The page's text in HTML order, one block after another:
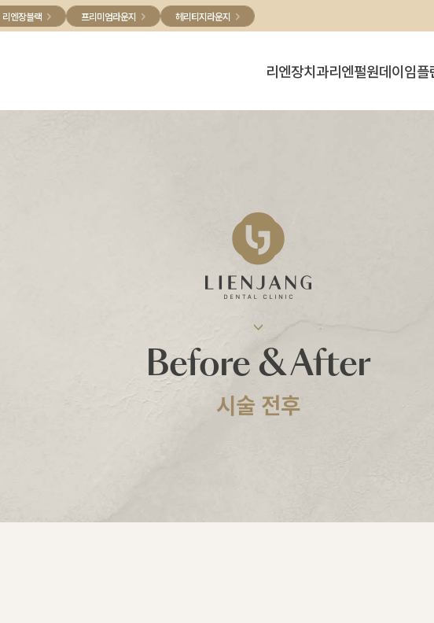
리엔장블랙 프리미엄라운지 헤리티지라운지
리엔장치과
CelebShot
둘러보기
진료안내 /오시는길
리엔펄원데이임플
Before & After
시술 전후